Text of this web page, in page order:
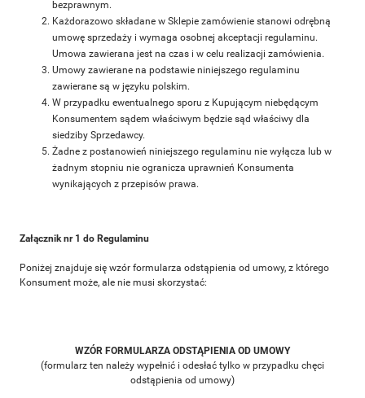
bezprawnym.
Każdorazowo składane w Sklepie zamówienie stanowi odrębną
umowę sprzedaży i wymaga osobnej akceptacji regulaminu.
Umowa zawierana jest na czas i w celu realizacji zamówienia.
Umowy zawierane na podstawie niniejszego regulaminu
zawierane są w języku polskim.
W przypadku ewentualnego sporu z Kupującym niebędącym
Konsumentem sądem właściwym będzie sąd właściwy dla
siedziby Sprzedawcy.
Żadne z postanowień niniejszego regulaminu nie wyłącza lub w
żadnym stopniu nie ogranicza uprawnień Konsumenta
wynikających z przepisów prawa.
Załącznik nr 1 do Regulaminu
Poniżej znajduje się wzór formularza odstąpienia od umowy, z którego
Konsument może, ale nie musi skorzystać:
WZÓR FORMULARZA ODSTĄPIENIA OD UMOWY
(formularz ten należy wypełnić i odesłać tylko w przypadku chęci
odstąpienia od umowy)